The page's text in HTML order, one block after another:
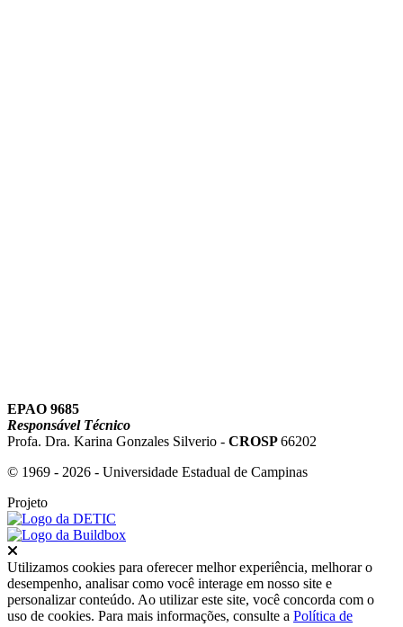
EPAO 9685
Responsável Técnico
Profa. Dra. Karina Gonzales Silverio - CROSP66202
© 1969 - 2026 - Universidade Estadual de Campinas
Projeto
Utilizamos cookies para oferecer melhor experiência, melhorar o
desempenho, analisar como você interage em nosso site e
personalizar conteúdo. Ao utilizar este site, você concorda com o
uso de cookies. Para mais informações, consulte a Política de